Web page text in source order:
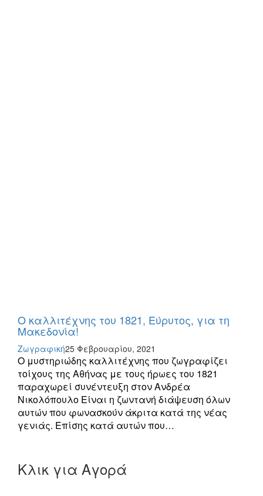
Ο καλλιτέχνης του 1821, Εύρυτος, για τη
Μακεδονία!
Ζωγραφική25 Φεβρουαρίου, 2021
Ο μυστηριώδης καλλιτέχνης που ζωγραφίζει
τοίχους της Αθήνας με τους ήρωες του 1821
παραχωρεί συνέντευξη στον Ανδρέα
Νικολόπουλο Είναι η ζωντανή διάψευση όλων
αυτών που φωνασκούν άκριτα κατά της νέας
γενιάς. Επίσης κατά αυτών που…
Κλικ για Αγορά